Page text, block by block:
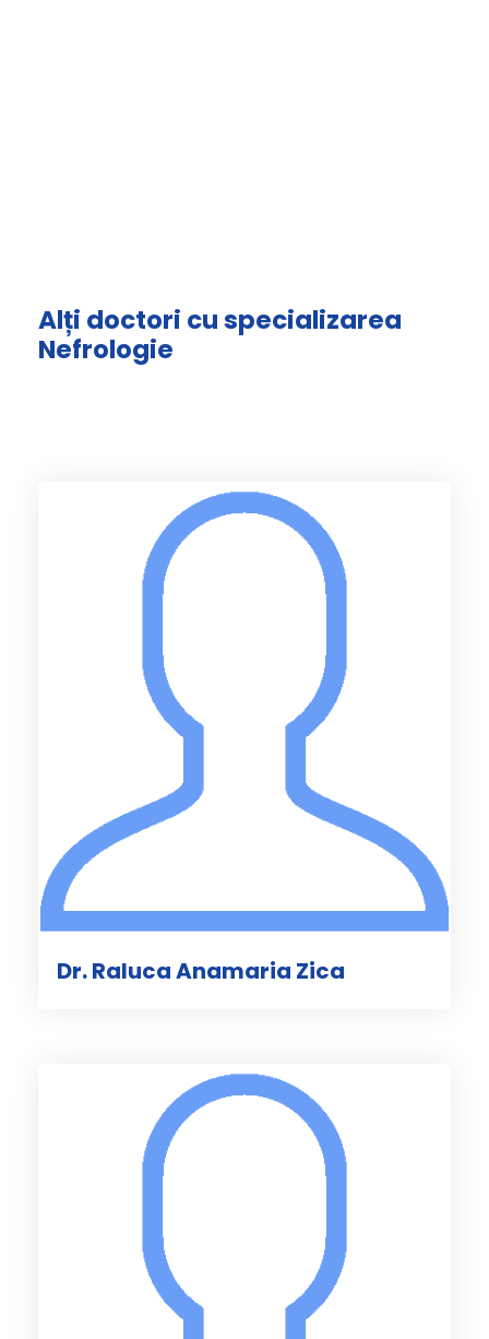
Alți doctori cu specializarea
Nefrologie
Dr. Raluca Anamaria Zica